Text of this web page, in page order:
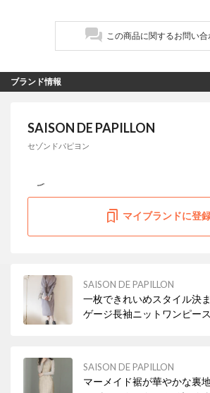
この商品に関するお問い合
ブランド情報
SAISON DE PAPILLON
セゾンドパピヨン
マイブランドに登
SAISON DE PAPILLON
一枚できれいめスタイル決
ゲージ長袖ニットワンピース フロントに涙開き
SAISON DE PAPILLON
マーメイド裾が華やかな裏